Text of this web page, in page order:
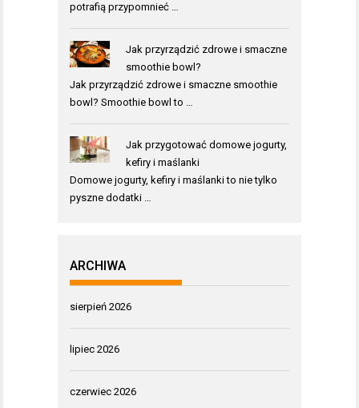
potrafią przypomnieć …
Jak przyrządzić zdrowe i smaczne
smoothie bowl?
Jak przyrządzić zdrowe i smaczne smoothie
bowl? Smoothie bowl to …
Jak przygotować domowe jogurty,
kefiry i maślanki
Domowe jogurty, kefiry i maślanki to nie tylko
pyszne dodatki …
ARCHIWA
sierpień 2026
lipiec 2026
czerwiec 2026